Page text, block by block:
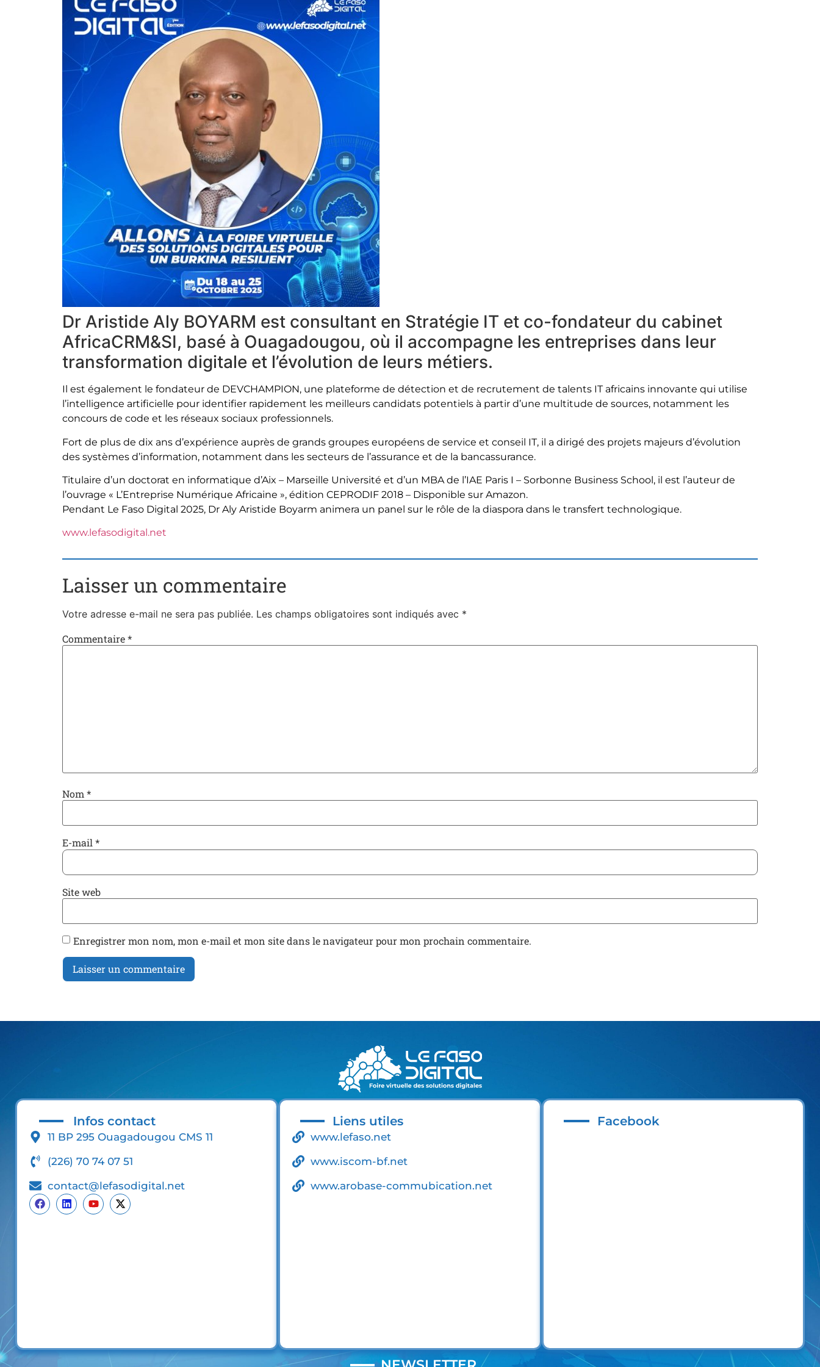
Dr Aristide Aly BOYARM est consultant en Stratégie IT et co-fondateur du cabinet
AfricaCRM&SI, basé à Ouagadougou, où il accompagne les entreprises dans leur
transformation digitale et l’évolution de leurs métiers.
Il est également le fondateur de DEVCHAMPION, une plateforme de détection et de recrutement de talents IT africains innovante qui utilise
l’intelligence artificielle pour identifier rapidement les meilleurs candidats potentiels à partir d’une multitude de sources, notamment les
concours de code et les réseaux sociaux professionnels.
Fort de plus de dix ans d’expérience auprès de grands groupes européens de service et conseil IT, il a dirigé des projets majeurs d’évolution
des systèmes d’information, notamment dans les secteurs de l’assurance et de la bancassurance.
Titulaire d’un doctorat en informatique d’Aix – Marseille Université et d’un MBA de l’IAE Paris I – Sorbonne Business School, il est l’auteur de
l’ouvrage « L’Entreprise Numérique Africaine », édition CEPRODIF 2018 – Disponible sur Amazon.
Pendant Le Faso Digital 2025, Dr Aly Aristide Boyarm animera un panel sur le rôle de la diaspora dans le transfert technologique.
www.lefasodigital.net
Laisser un commentaire
Votre adresse e-mail ne sera pas publiée. Les champs obligatoires sont indiqués avec *
Commentaire*
Nom *
E-mail*
Site web
Enregistrer mon nom, mon e-mail et mon site dans le navigateur pour mon prochain commentaire.
Infos contact
11 BP 295 Ouagadougou CMS 11
(226) 70 74 07 51
contact@lefasodigital.net
Liens utiles
www.lefaso.net
www.iscom-bf.net
www.arobase-commubication.net
Facebook